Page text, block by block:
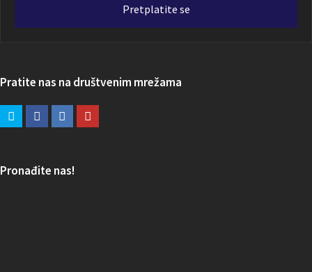
Pretplatite se
Pratite nas na društvenim mrežama
Pronađite nas!